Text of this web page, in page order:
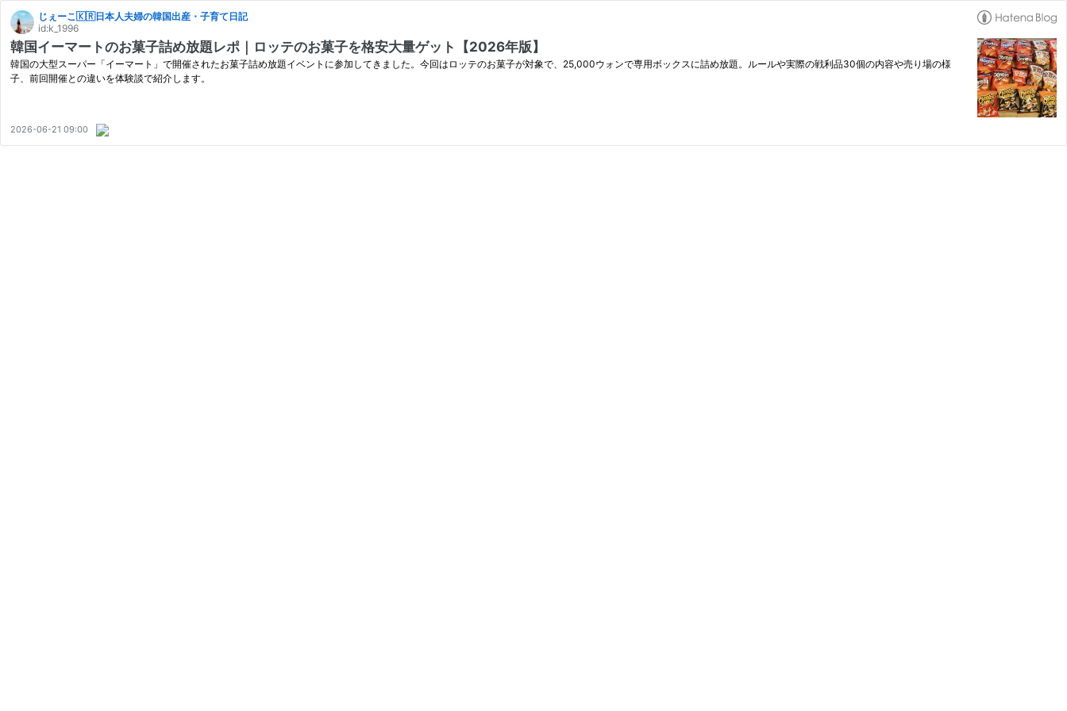
じぇーこ🇰🇷日本人夫婦の韓国出産・子育て日記
id:k_1996
韓国イーマートのお菓子詰め放題レポ｜ロッテのお菓子を格安大量ゲット【2026年版】
韓国の大型スーパー「イーマート」で開催されたお菓子詰め放題イベントに参加してきました。今回はロッテのお菓子が対象で、25,000ウォンで専用ボックスに詰め放題。ルールや実際の戦利品30個の内容や売り場の様
子、前回開催との違いを体験談で紹介します。
2026-06-21 09:00